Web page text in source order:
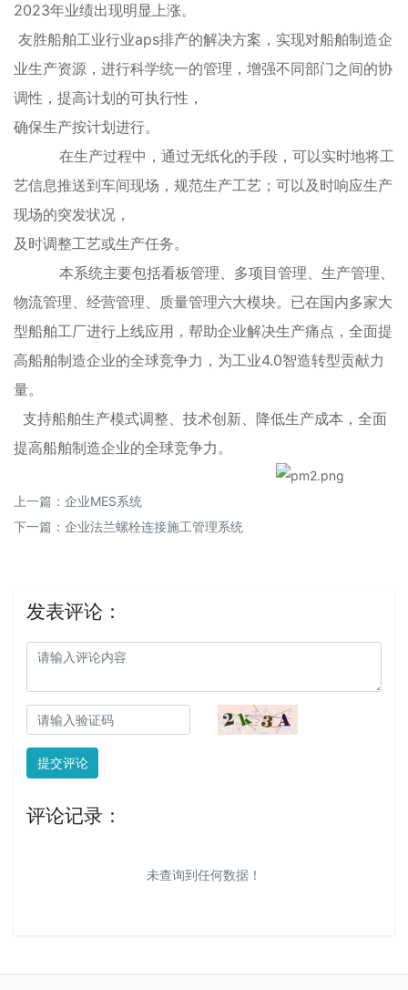
2023年业绩出现明显上涨。
友胜船舶工业行业aps排产的解决方案，实现对船舶制造企
业生产资源，进行科学统一的管理，增强不同部门之间的协
调性，提高计划的可执行性，
确保生产按计划进行。
在生产过程中，通过无纸化的手段，可以实时地将工
艺信息推送到车间现场，规范生产工艺；可以及时响应生产
现场的突发状况，
及时调整工艺或生产任务。
本系统主要包括看板管理、多项目管理、生产管理、
物流管理、经营管理、质量管理六大模块。已在国内多家大
型船舶工厂进行上线应用，帮助企业解决生产痛点，全面提
高船舶制造企业的全球竞争力，为工业4.0智造转型贡献力
量。
支持船舶生产模式调整、技术创新、降低生产成本，全面
提高船舶制造企业的全球竞争力。
上一篇： 企业MES系统
下一篇： 企业法兰螺栓连接施工管理系统
发表评论：
提交评论
评论记录：
未查询到任何数据！